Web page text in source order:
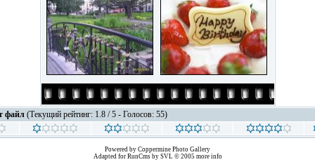
файл (Текущий рейтинг: 1.8 / 5 - Голосов: 55)
Powered by Coppermine Photo Gallery
Adapted for RunCmsby SVL © 2005 more info